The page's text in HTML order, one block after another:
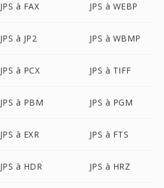
JPS à FAX JPS à WEBP
JPS à JP2 JPS à WBMP
JPS à PCX JPS à TIFF
JPS à PBM JPS à PGM
JPS à EXR JPS à FTS
JPS à HDR JPS à HRZ